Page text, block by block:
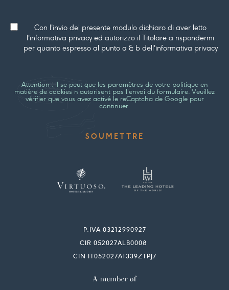
Con l'invio del presente modulo dichiaro di aver letto
l'informativa privacy ed autorizzo il Titolare a rispondermi
per quanto espresso al punto a & b dell'informativa privacy
Attention : il se peut que les paramètres de votre politique en
matière de cookies n'autorisent pas l'envoi du formulaire. Veuillez
vérifier que vous avez activé le reCaptcha de Google pour
continuer.
P.IVA 03212990927
CIR 052027ALB0008
CIN IT052027A1339ZTPJ7